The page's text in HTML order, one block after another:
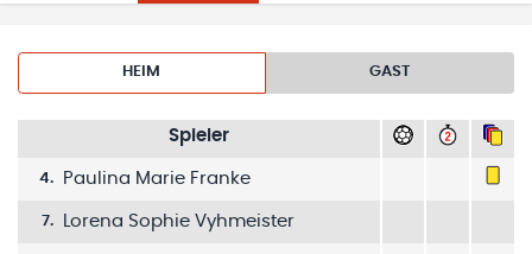
HEIM GAST
Spieler
4. Paulina Marie Franke
7. Lorena Sophie Vyhmeister